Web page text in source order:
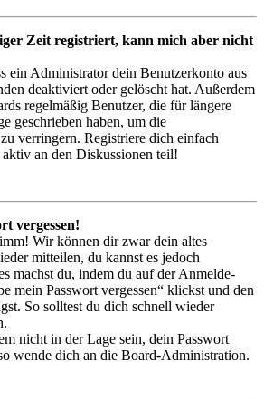
Zeit registriert, kann mich aber nicht
ein Administrator dein Benutzerkonto aus
deaktiviert oder gelöscht hat. Außerdem
regelmäßig Benutzer, die für längere
geschrieben haben, um die
verringern. Registriere dich einfach
an den Diskussionen teil!
vergessen!
Wir können dir zwar dein altes
mitteilen, du kannst es jedoch
machst du, indem du auf der Anmelde-
mein Passwort vergessen“ klickst und den
So solltest du dich schnell wieder
nicht in der Lage sein, dein Passwort
wende dich an die Board-Administration.